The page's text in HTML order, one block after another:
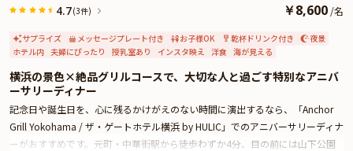
4.7(3件) ￥8,600 /名
サプライズ メッセージプレート付き お子様OK 乾杯ドリンク付き
夜景
ホテル内 夫婦にぴったり 授乳室あり インスタ映え 洋食 海が見える
横浜の景色×絶品グリルコースで、大切な人と過ごす特別なアニバ
ーサリーディナー
記念日や誕生日を、心に残るかけがえのない時間に演出するなら、「Anchor
Grill Yokohama / ザ・ゲートホテル横浜 by HULIC」でのアニバーサリーディナ
ーがおすすめです。元町・中華街駅から徒歩わずか4分、目の前には山下公園